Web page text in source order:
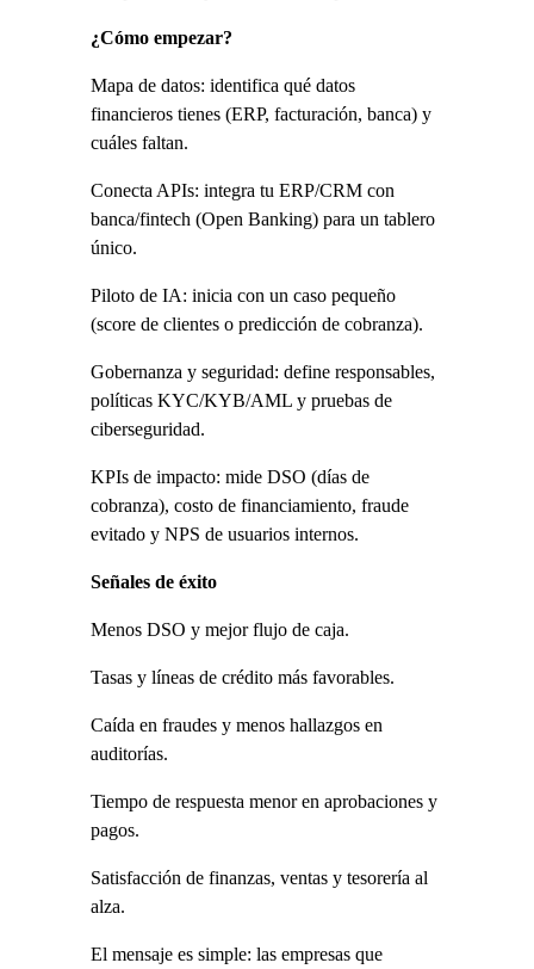
¿Cómo empezar?
Mapa de datos: identifica qué datos
financieros tienes (ERP, facturación, banca) y
cuáles faltan.
Conecta APIs: integra tu ERP/CRM con
banca/fintech (Open Banking) para un tablero
único.
Piloto de IA: inicia con un caso pequeño
(score de clientes o predicción de cobranza).
Gobernanza y seguridad: define responsables,
políticas KYC/KYB/AML y pruebas de
ciberseguridad.
KPIs de impacto: mide DSO (días de
cobranza), costo de financiamiento, fraude
evitado y NPS de usuarios internos.
Señales de éxito
Menos DSO y mejor flujo de caja.
Tasas y líneas de crédito más favorables.
Caída en fraudes y menos hallazgos en
auditorías.
Tiempo de respuesta menor en aprobaciones y
pagos.
Satisfacción de finanzas, ventas y tesorería al
alza.
El mensaje es simple: las empresas que